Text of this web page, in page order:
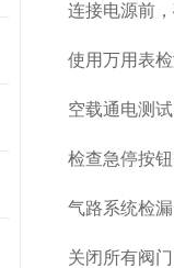
连接电源前
使用万用表
空载通电测
检查急停按
气路系统检漏
关闭所有阀